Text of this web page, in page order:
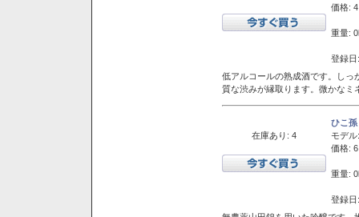
価格:
重量:
登録
低アルコールの熟成酒です。しっ
質な渋みが縁取ります。微かなミ
在庫あり: 4
ひこ
モデル:
価格:
重量:
登録